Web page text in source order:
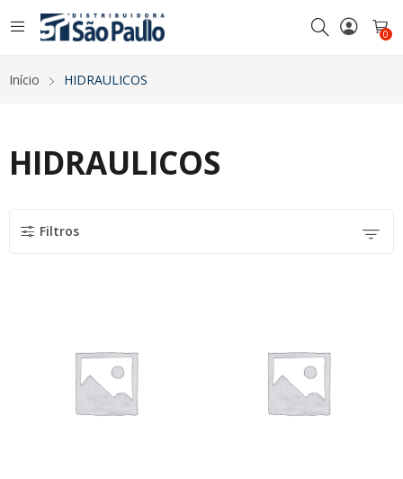
0
Início HIDRAULICOS
HIDRAULICOS
Filtros